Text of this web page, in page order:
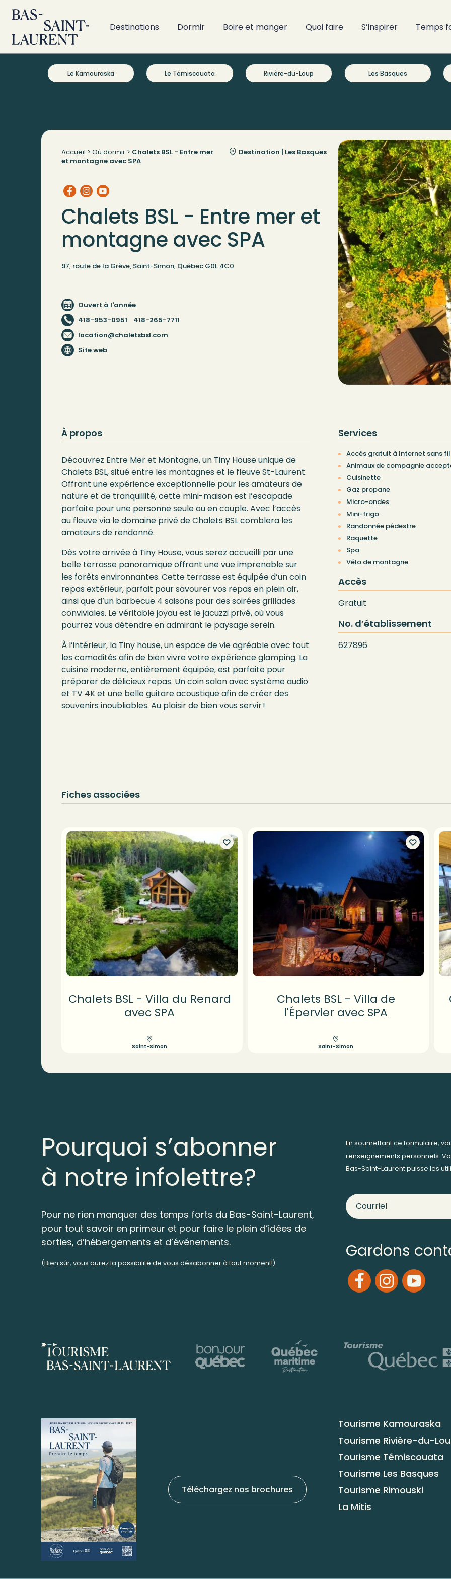
Destinations Dormir Boire et manger Quoi faire S’inspirer Temps
Le Kamouraska Le Témiscouata Rivière-du-Loup Les Basques
Accueil > Où dormir > Chalets BSL - Entre mer
et montagne avec SPA
Destination | Les Basques
Chalets BSL - Entre mer et
montagne avec SPA
97, route de la Grève, Saint-Simon, Québec G0L 4C0
Ouvert à l'année
418-953-0951
418-265-7711
location@chaletsbsl.com
Site web
À propos
Découvrez Entre Mer et Montagne, un Tiny House unique de
Chalets BSL, situé entre les montagnes et le fleuve St-Laurent.
Offrant une expérience exceptionnelle pour les amateurs de
nature et de tranquillité, cette mini-maison est l’escapade
parfaite pour une personne seule ou en couple. Avec l’accès
au fleuve via le domaine privé de Chalets BSL comblera les
amateurs de rendonné.
Dès votre arrivée à Tiny House, vous serez accueilli par une
belle terrasse panoramique offrant une vue imprenable sur
les forêts environnantes. Cette terrasse est équipée d’un coin
repas extérieur, parfait pour savourer vos repas en plein air,
ainsi que d’un barbecue 4 saisons pour des soirées grillades
conviviales. Le véritable joyau est le jacuzzi privé, où vous
pourrez vous détendre en admirant le paysage serein.
À l’intérieur, la Tiny house, un espace de vie agréable avec tout
les comodités afin de bien vivre votre expérience glamping. La
cuisine moderne, entièrement équipée, est parfaite pour
préparer de délicieux repas. Un coin salon avec système audio
et TV 4K et une belle guitare acoustique afin de créer des
souvenirs inoubliables. Au plaisir de bien vous servir !
Services
Accès gratuit à Internet sans fil
Animaux de compagnie
Cuisinette
Gaz propane
Micro-ondes
Mini-frigo
Randonnée pédestre
Raquette
Spa
Vélo de montagne
Accès
Gratuit
No. d’établissement
627896
Fiches associées
Chalets BSL - Villa du Renard
avec SPA
Saint-Simon
Chalets BSL - Villa de
l'Épervier avec SPA
Saint-Simon
Pourquoi s’abonner
à notre infolettre?
Pour ne rien manquer des temps forts du Bas-Saint-Laurent,
pour tout savoir en primeur et pour faire le plein d’idées de
sorties, d’hébergements et d’événements.
(Bien sûr, vous aurez la possibilité de vous désabonner à tout moment!)
En soumettant ce formulaire,
renseignements personnels.
Bas-Saint-Laurent puisse les
Gardons
Téléchargez nos brochures
Tourisme Kamouraska
Tourisme Rivière-du-
Tourisme Témiscouata
Tourisme Les Basques
Tourisme Rimouski
La Mitis